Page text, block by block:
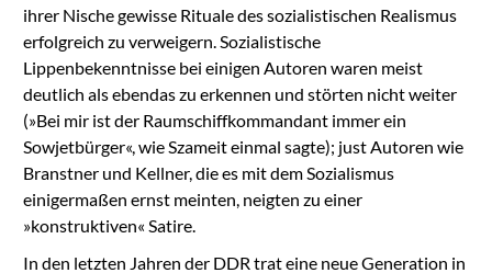
ihrer Nische gewisse Rituale des sozialistischen Realismus
erfolgreich zu verweigern. Sozialistische
Lippenbekenntnisse bei einigen Autoren waren meist
deutlich als ebendas zu erkennen und störten nicht weiter
(»Bei mir ist der Raumschiffkommandant immer ein
Sowjetbürger«, wie Szameit einmal sagte); just Autoren wie
Branstner und Kellner, die es mit dem Sozialismus
einigermaßen ernst meinten, neigten zu einer
»konstruktiven« Satire.
In den letzten Jahren der DDR trat eine neue Generation in